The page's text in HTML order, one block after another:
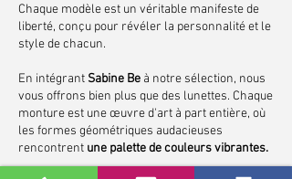
Chaque modèle est un véritable manifeste de
liberté, conçu pour révéler la personnalité et le
style de chacun.
En intégrant Sabine Be à notre sélection, nous
vous offrons bien plus que des lunettes. Chaque
monture est une œuvre d'art à part entière, où
les formes géométriques audacieuses
rencontrent une palette de couleurs vibrantes.